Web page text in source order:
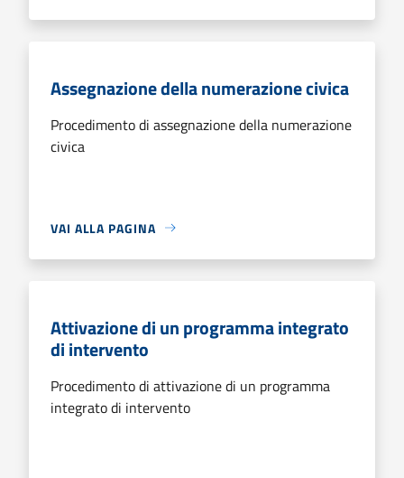
Assegnazione della numerazione civica
Procedimento di assegnazione della numerazione
civica
VAI ALLA PAGINA
Attivazione di un programma integrato
di intervento
Procedimento di attivazione di un programma
integrato di intervento